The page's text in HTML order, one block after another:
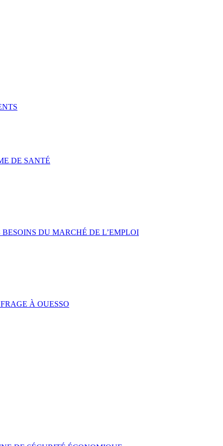
DE SANTÉ
DU MARCHÉ DE L’EMPLOI
À OUESSO